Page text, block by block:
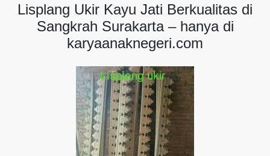
Lisplang Ukir Kayu Jati Berkualitas di
Sangkrah Surakarta – hanya di
karyaanaknegeri.com